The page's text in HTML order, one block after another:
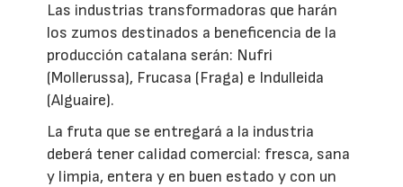
Las industrias transformadoras que harán
los zumos destinados a beneficencia de la
producción catalana serán: Nufri
(Mollerussa), Frucasa (Fraga) e Indulleida
(Alguaire).
La fruta que se entregará a la industria
deberá tener calidad comercial: fresca, sana
y limpia, entera y en buen estado y con un